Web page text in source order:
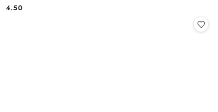
Cena:
4.50